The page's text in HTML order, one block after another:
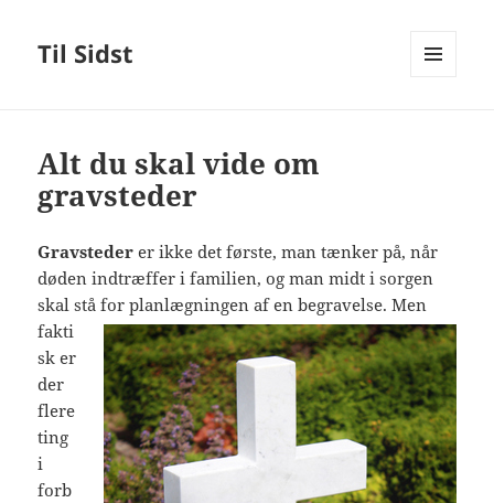
Til Sidst
Alt du skal vide om
gravsteder
Gravsteder er ikke det første, man tænker på, når
døden indtræffer i familien, og man midt i sorgen
skal stå for planlægningen af enbegravelse. Men
fakti
sk er
der
flere
ting
i
forb